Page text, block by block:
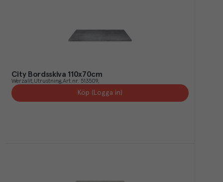
City Bordsskiva 110x70cm
Werzalit Utrustning Art.nr. 513509
Köp (Logga in)